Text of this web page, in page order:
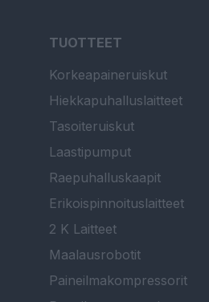
TUOTTEET
Korkeapaineruiskut
Hiekkapuhalluslaitteet
Tasoiteruiskut
Laastipumput
Raepuhalluskaapit
Erikoispinnoituslaitteet
2 K Laitteet
Maalausrobotit
Paineilmakompressorit